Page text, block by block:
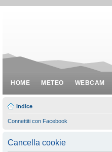
HOME METEO WEBCAM
Indice
Connettiti con Facebook
Cancella cookie